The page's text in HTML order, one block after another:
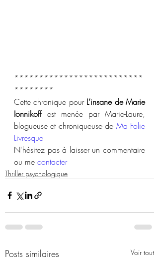
**************************
********
Cette chronique pour L’insane de Marie
Ionnikoff est menée par Marie-Laure,
blogueuse et chroniqueuse de Ma Folie
Livresque
N'hésitez pas à laisser un commentaire
ou me contacter
Thriller psychologique
Posts similaires Voir tout